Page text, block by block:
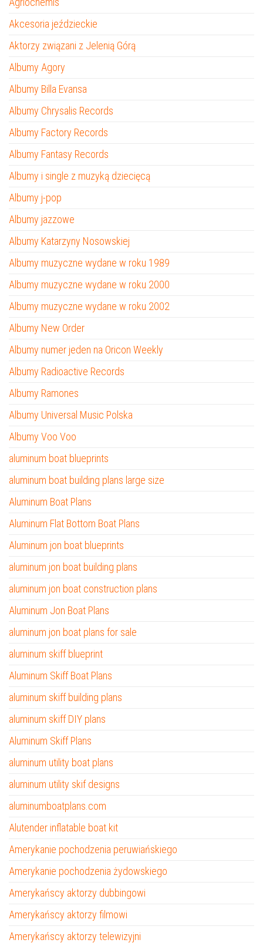
Akcesoria jeździeckie
Aktorzy związani z Jelenią Górą
Albumy Agory
Albumy Billa Evansa
Albumy Chrysalis Records
Albumy Factory Records
Albumy Fantasy Records
Albumy i single z muzyką dziecięcą
Albumy j-pop
Albumy jazzowe
Albumy Katarzyny Nosowskiej
Albumy muzyczne wydane w roku 1989
Albumy muzyczne wydane w roku 2000
Albumy muzyczne wydane w roku 2002
Albumy New Order
Albumy numer jeden na Oricon Weekly
Albumy Radioactive Records
Albumy Ramones
Albumy Universal Music Polska
Albumy Voo Voo
aluminum boat blueprints
aluminum boat building plans large size
Aluminum Boat Plans
Aluminum Flat Bottom Boat Plans
Aluminum jon boat blueprints
aluminum jon boat building plans
aluminum jon boat construction plans
Aluminum Jon Boat Plans
aluminum jon boat plans for sale
aluminum skiff blueprint
Aluminum Skiff Boat Plans
aluminum skiff building plans
aluminum skiff DIY plans
Aluminum Skiff Plans
aluminum utility boat plans
aluminum utility skif designs
aluminumboatplans.com
Alutender inflatable boat kit
Amerykanie pochodzenia peruwiańskiego
Amerykanie pochodzenia żydowskiego
Amerykańscy aktorzy dubbingowi
Amerykańscy aktorzy filmowi
Amerykańscy aktorzy telewizyjni